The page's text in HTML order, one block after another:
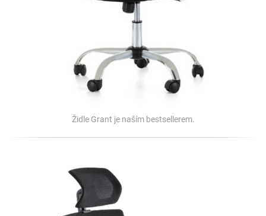
Židle Grant je naším bestsellerem.